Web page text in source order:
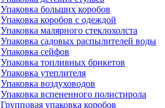
Упаковка больших коробов
Упаковка коробов с одеждой
Упаковка малярного стеклохолста
Упаковка садовых распылителей воды
Упаковка сейфов
Упаковка топливных брикетов
Упаковка утеплителя
Упаковка воздуховодов
Упаковка вспененного полистирола
Групповая упаковка коробов